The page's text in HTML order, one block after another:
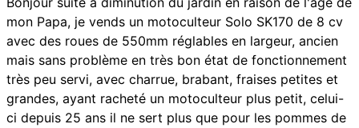
mon Papa, je vends un motoculteur Solo SK170 de 8 cv
avec des roues de 550mm réglables en largeur, ancien
mais sans problème en très bon état de fonctionnement
très peu servi, avec charrue, brabant, fraises petites et
grandes, ayant racheté un motoculteur plus petit, celui-
ci depuis 25 ans il ne sert plus que pour les pommes de